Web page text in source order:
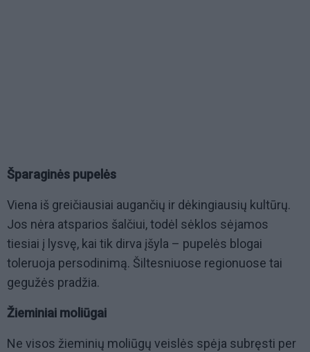
Šparaginės pupelės
Viena iš greičiausiai augančių ir dėkingiausių kultūrų.
Jos nėra atsparios šalčiui, todėl sėklos sėjamos
tiesiai į lysvę, kai tik dirva įšyla – pupelės blogai
toleruoja persodinimą. Šiltesniuose regionuose tai
gegužės pradžia.
Žieminiai moliūgai
Ne visos žieminių moliūgų veislės spėja subręsti per